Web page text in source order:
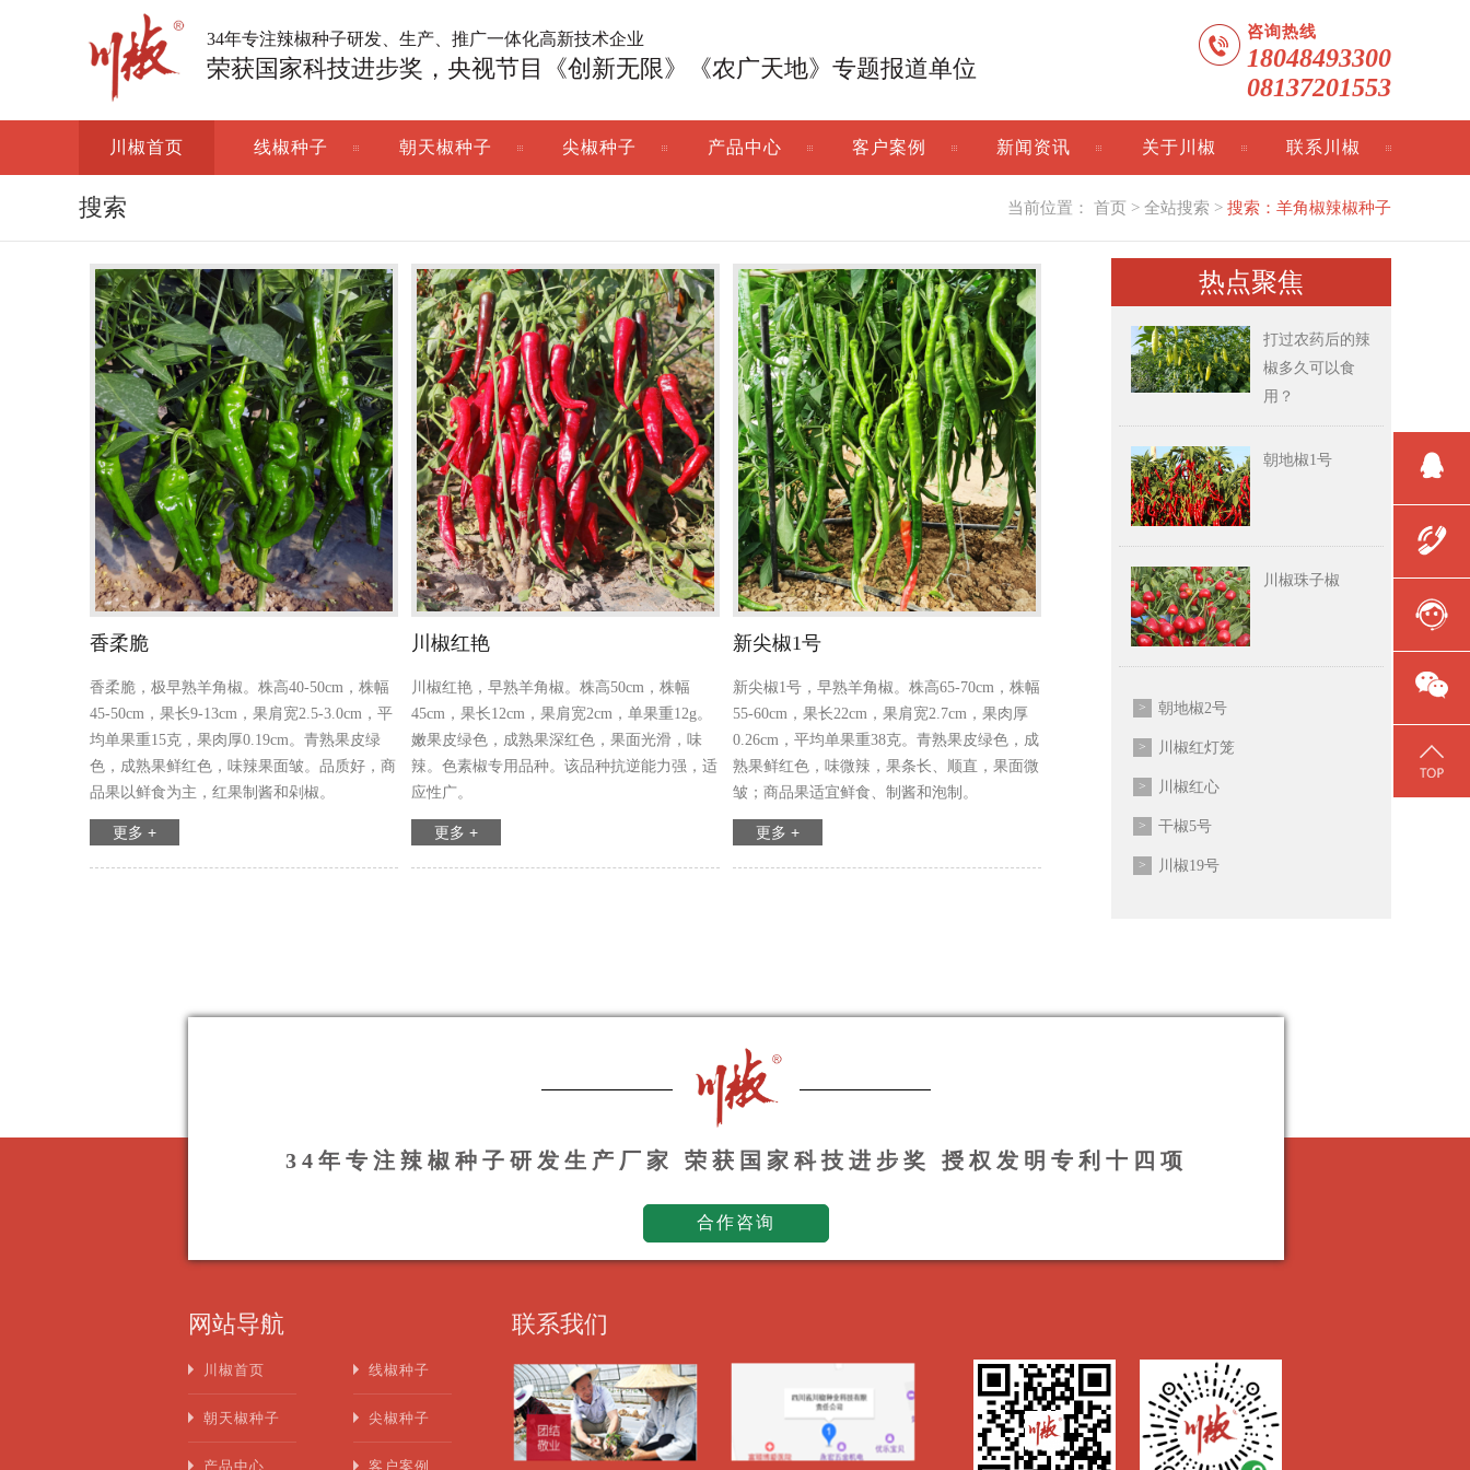
34年专注辣椒种子研发、生产、推广一体化高新技术企业
荣获国家科技进步奖，央视节目《创新无限》《农广天地》专题报道单位
咨询热线
18048493300
08137201553
川椒首页 线椒种子 朝天椒种子 尖椒种子 产品中心 客户案例 新闻资讯 关于川椒 联系川椒
搜索 当前位置： 首页 > 全站搜索 > 搜索：羊角椒辣椒种子
香柔脆
香柔脆，极早熟羊角椒。株高40-50cm，株幅
45-50cm，果长9-13cm，果肩宽2.5-3.0cm，平
均单果重15克，果肉厚0.19cm。青熟果皮绿
色，成熟果鲜红色，味辣果面皱。品质好，商
品果以鲜食为主，红果制酱和剁椒。
更多 +
川椒红艳
川椒红艳，早熟羊角椒。株高50cm，株幅
45cm，果长12cm，果肩宽2cm，单果重12g。
嫩果皮绿色，成熟果深红色，果面光滑，味
辣。色素椒专用品种。该品种抗逆能力强，适
应性广。
更多 +
新尖椒1号
新尖椒1号，早熟羊角椒。株高65-70cm，株幅
55-60cm，果长22cm，果肩宽2.7cm，果肉厚
0.26cm，平均单果重38克。青熟果皮绿色，成
熟果鲜红色，味微辣，果条长、顺直，果面微
皱；商品果适宜鲜食、制酱和泡制。
更多 +
热点聚焦
打过农药后的辣
椒多久可以食
用？
朝地椒1号
川椒珠子椒
> 朝地椒2号
> 川椒红灯笼
> 川椒红心
> 干椒5号
> 川椒19号
34年专注辣椒种子研发生产厂家 荣获国家科技进步奖 授权发明专利十四项
合作咨询
网站导航
川椒首页 线椒种子
朝天椒种子 尖椒种子
产品中心 客户案例
联系我们